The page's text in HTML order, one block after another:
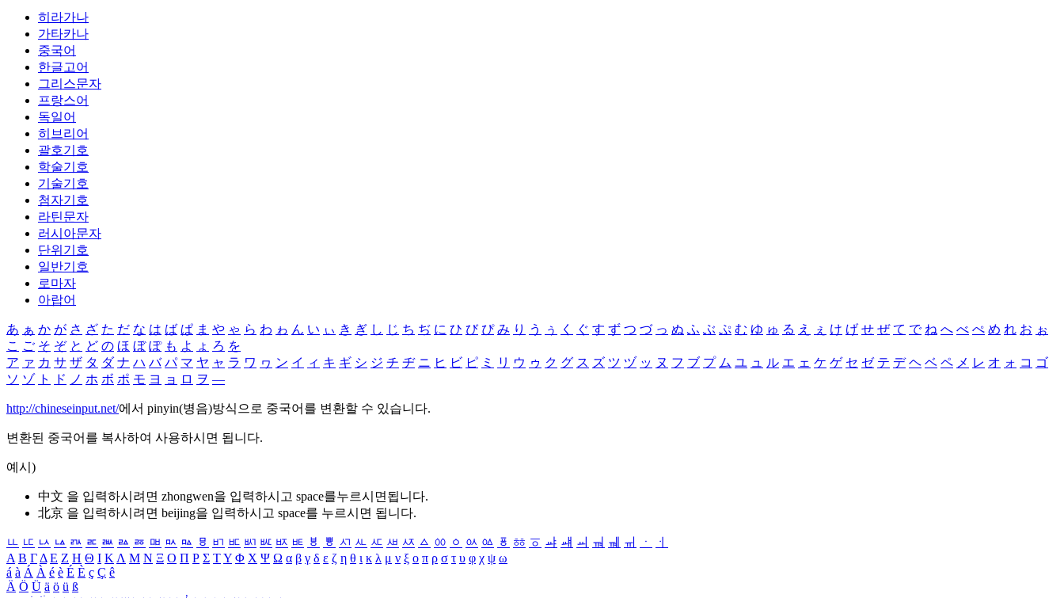
히라가나
가타카나
중국어
한글고어
그리스문자
프랑스어
독일어
히브리어
괄호기호
학술기호
기술기호
첨자기호
라틴문자
러시아문자
단위기호
일반기호
로마자
아랍어
あ ぁ か が さ ざ た だ な は ば ぱ ま や ゃ ら わ ゎ ん い ぃ き ぎ し じ ち ぢ に ひ び ぴ み り う ぅ く ぐ す ず つ づ っ ぬ ふ ぶ ぷ む ゆ ゅ る え ぇ け げ せ ぜ て で ね へ べ ぺ め れ お ぉ
こ ご そ ぞ と ど の ほ ぼ ぽ も よ ょ ろ を
ア ァ カ サ ザ タ ダ ナ ハ バ パ マ ヤ ャ ラ ワ ヮ ン イ ィ キ ギ シ ジ チ ヂ ニ ヒ ビ ピ ミ リ ウ ゥ ク グ ス ズ ツ ヅ ッ ヌ フ ブ プ ム ユ ュ ル エ ェ ケ ゲ セ ゼ テ デ ヘ ベ ペ メ レ オ ォ コ ゴ
ソ ゾ ト ド ノ ホ ボ ポ モ ヨ ョ ロ ヲ ―
http://chineseinput.net/에서 pinyin(병음)방식으로 중국어를 변환할 수 있습니다.
변환된 중국어를 복사하여 사용하시면 됩니다.
예시)
中文 을 입력하시려면 zhongwen을 입력하시고 space를누르시면됩니다.
北京 을 입력하시려면 beijing을 입력하시고 space를 누르시면 됩니다.
ㅥ ㅦ ㅧ ㅨ ㅩ ㅪ ㅫ ㅬ ㅭ ㅮ ㅯ ㅰ ㅱ ㅲ ㅳ ㅴ ㅵ ㅶ ㅷ ㅸ ㅹ ㅺ ㅻ ㅼ ㅽ ㅾ ㅿ ㆀ ㆁ ㆂ ㆃ ㆄ ㆅ ㆆ ㆇ ㆈ ㆉ ㆊ ㆋ ㆌ ㆍ
ㆎ
Α Β ΓΔ Ε Ζ Η Θ Ι ΚΛ Μ Ν Ξ Ο Π Ρ Σ ΤΥ Φ Χ Ψ Ω α β γ δ ε ζ η θ ι κ λ μ ν ξ ο π ρ σ τ υ φ χ ψ ω
á à Á À é è É È ç Ç ê
Ä Ö Ü ä ö ü ß